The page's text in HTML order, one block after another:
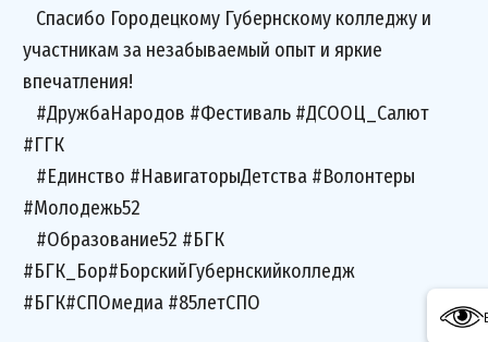
Спасибо Городецкому Губернскому колледжу и
участникам за незабываемый опыт и яркие
впечатления!
#ДружбаНародов #Фестиваль #ДСООЦ_Салют
#ГГК
#Единство #НавигаторыДетства #Волонтеры
#Молодежь52
#Образование52 #БГК
#БГК_Бор#БорскийГубернскийколледж
#БГК#СПОмедиа #85летСПО